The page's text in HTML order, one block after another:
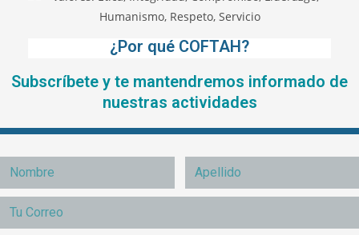
¿Por qué COFTAH?
Subscríbete y te mantendremos informado de
nuestras actividades